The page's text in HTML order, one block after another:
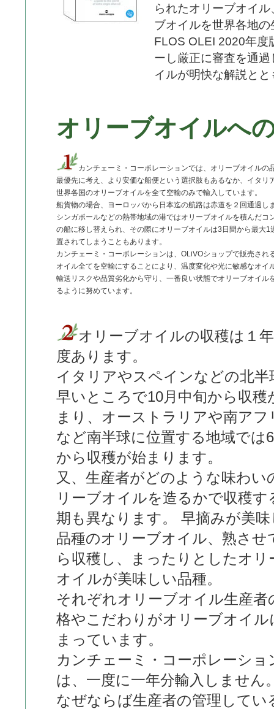
られたオリーブオイ
ブオイルを世界各地
FLOS OLEI 2020年度
ーし厳正に審査を通
イルが明快な解説と
オリーブオイルへ
カンチェーミ・コーポレーションでは、オリーブオイルの
最優先に考え、より安価な船便という選択肢もあるなか、イタリ
世界各国のオリーブオイルを全て空輸のみで輸入しています。
船貨物の場合、ヨーロッパから日本迄の航路は赤道を２回通過し
シンガポールなどの熱帯地域の港ではオリーブオイルを積んだコ
の船に移し替えられ、その際にオリーブオイルは3日間から最大1
置されてしまうこともあります。
カンチェーミ・コーポレーションは、OLiVOショップで販売され
オイル全てを空輸にすることにより、温度変化や光に敏感なオイ
輸送リスクや品質劣化から守り、一番良い状態でオリーブオイル
るように努めています。
オリーブオイルの収穫は１
度あります。
イタリアやスペインなどの北半
早いところで10月中旬から収穫
まり、オーストラリアや南アフ
など南半球に位置する地域では
から収穫が始まります。
又、生産者がどのような味わい
リーブオイルを造るかで収穫す
期も異なります。 早摘みが美
品種のオリーブオイル、熟させ
ら収穫し、まったりとしたオリ
オイルが美味しい品種。
それぞれオリーブオイル生産者
格やこだわりがオリーブオイル
まっています。
カンチェーミ・コーポレーショ
は、一度に一年分輸入しません
なぜならば生産者の管理してい